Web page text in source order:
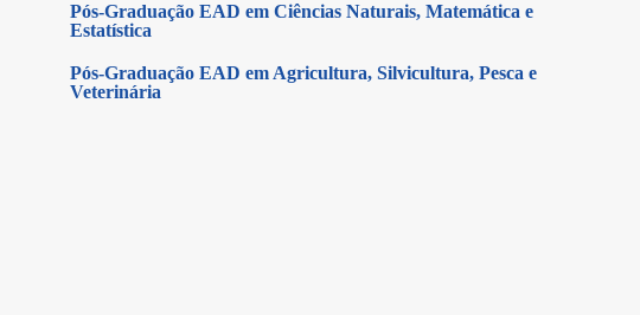
Pós-Graduação EAD em Ciências Naturais, Matemática e
Estatística
Pós-Graduação EAD em Agricultura, Silvicultura, Pesca e
Veterinária